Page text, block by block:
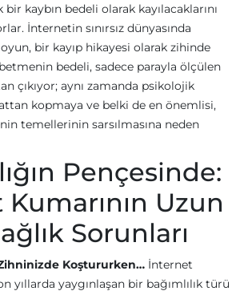
kaybın bedeli olarak kayılacaklarını
İnternetin sınırsız dünyasında
bir kayıp hikayesi olarak zihinde
bedeli, sadece parayla ölçülen
çıkıyor; aynı zamanda psikolojik
kopmaya ve belki de en önemlisi,
temellerinin sarsılmasına neden
Pençesinde:
Uzun
Sorunları
Koştururken… İnternet
yıllarda yaygınlaşan bir bağımlılık türü